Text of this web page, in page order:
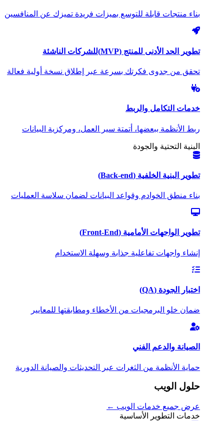
بناء منتجات قابلة للتوسع بميزات فريدة تميزك عن المنافسين
تطوير الحد الأدنى للمنتج (MVP) للشركات الناشئة
تحقق من جدوى فكرتك بسرعة عبر إطلاق نسخة أولية فعالة
خدمات التكامل والربط
ربط الأنظمة ببعضها، أتمتة سير العمل، ومركزية البيانات
البنية التحتية والجودة
تطوير البنية الخلفية (Back-end)
بناء منطق الخوادم وقواعد البيانات لضمان سلاسة العمليات
تطوير الواجهات الأمامية (Front-End)
إنشاء واجهات تفاعلية جذابة وسهلة الاستخدام
اختبار الجودة (QA)
ضمان خلو البرمجيات من الأخطاء ومطابقتها للمعايير
الصيانة والدعم الفني
حماية الأنظمة من الثغرات عبر التحديثات والصيانة الدورية
حلول الويب
عرض جميع خدمات الويب ←
خدمات التطوير الأساسية